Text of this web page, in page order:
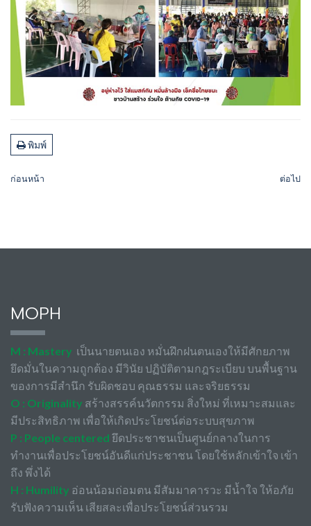
พิมพ์
ก่อนหน้า ต่อไป
MOPH
M : Mastery เป็นนายตนเอง หมั่นฝึกฝนตนเองให้มีศักยภาพ
ยึดมั่นในความถูกต้อง มีวินัย ปฏิบัติตามกฎระเบียบ บนพื้นฐาน
ของการมีสำนึก รับผิดชอบ คุณธรรม และจริยธรรม
O : Originality สร้างสรรค์นวัตกรรม สิ่งใหม่ ที่เหมาะสมและ
มีประสิทธิภาพ เพื่อให้เกิดประโยชน์ต่อระบบสุขภาพ
P : People centered ยึดประชาชนเป็นศูนย์กลางในการ
ทำงานเพื่อประโยชน์อันดีแก่ประชาชน โดยใช้หลักเข้าใจ เข้า
ถึง พึ่งได้
H : Humility อ่อนน้อมถ่อมตน มีสัมมาคารวะ มีน้ำใจ ให้อภัย
รับฟังความเห็น เสียสละเพื่อประโยชน์ส่วนรวม